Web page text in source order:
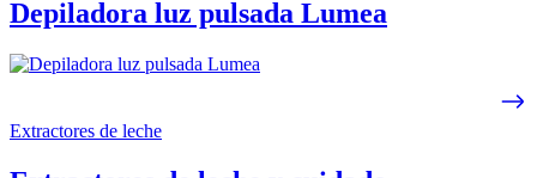
Depiladora luz pulsada Lumea
Extractores de leche